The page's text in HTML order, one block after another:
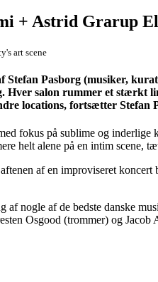
+ Astrid Grarup
art scene
Pasborg (musiker,
salon rummer et stærkt
locations, fortsætter Stefan
fokus på sublime og
helt alene på en intim
af en improviseret
nogle af de bedste danske
Osgood (trommer) og Jacob